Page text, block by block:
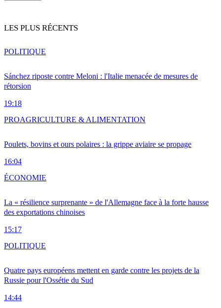
LES PLUS RÉCENTS
Sánchez riposte contre Meloni : l'Italie menacée de mesures de
rétorsion
19:18
POLITIQUE
Poulets, bovins et ours polaires : la grippe aviaire se propage
16:04
PROAGRICULTURE & ALIMENTATION
La « résilience surprenante » de l'Allemagne face à la forte hausse
des exportations chinoises
15:17
ÉCONOMIE
Quatre pays européens mettent en garde contre les projets de la
Russie pour l'Ossétie du Sud
14:44
POLITIQUE